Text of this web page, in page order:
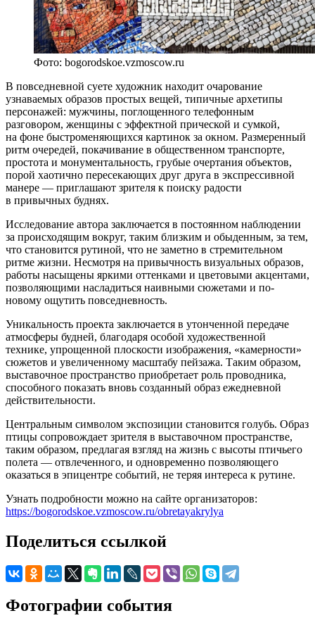
Фото: bogorodskoe.vzmoscow.ru
В повседневной суете художник находит очарование
узнаваемых образов простых вещей, типичные архетипы
персонажей: мужчины, поглощенного телефонным
разговором, женщины с эффектной прической и сумкой,
на фоне быстроменяющихся картинок за окном. Размеренный
ритм очередей, покачивание в общественном транспорте,
простота и монументальность, грубые очертания объектов,
порой хаотично пересекающих друг друга в экспрессивной
манере — приглашают зрителя к поиску радости
в привычных буднях.
Исследование автора заключается в постоянном наблюдении
за происходящим вокруг, таким близким и обыденным, за тем,
что становится рутиной, что не заметно в стремительном
ритме жизни. Несмотря на привычность визуальных образов,
работы насыщены яркими оттенками и цветовыми акцентами,
позволяющими насладиться наивными сюжетами и по-
новому ощутить повседневность.
Уникальность проекта заключается в утонченной передаче
атмосферы будней, благодаря особой художественной
технике, упрощенной плоскости изображения, «камерности»
сюжетов и увеличенному масштабу пейзажа. Таким образом,
выставочное пространство приобретает роль проводника,
способного показать вновь созданный образ ежедневной
действительности.
Центральным символом экспозиции становится голубь. Образ
птицы сопровождает зрителя в выставочном пространстве,
таким образом, предлагая взгляд на жизнь с высоты птичьего
полета — отвлеченного, и одновременно позволяющего
оказаться в эпицентре событий, не теряя интереса к рутине.
Узнать подробности можно на сайте организаторов:
https://bogorodskoe.vzmoscow.ru/obretayakrylya
Поделиться ссылкой
Фотографии события